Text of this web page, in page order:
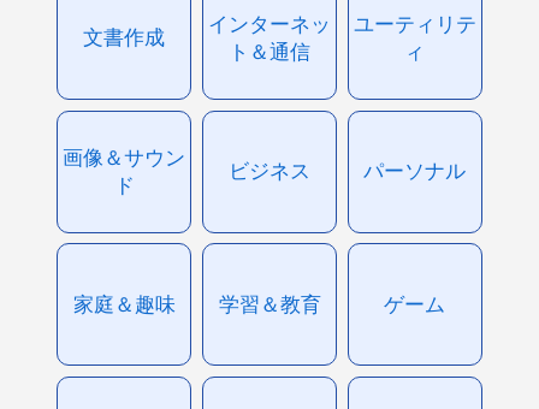
文書作成
インターネッ
ト＆通信
ユーティリテ
ィ
画像＆サウン
ド
ビジネス パーソナル
家庭＆趣味 学習＆教育 ゲーム